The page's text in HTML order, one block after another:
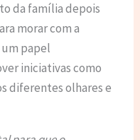
da família depois
morar com a
um papel
iniciativas como
diferentes olhares e